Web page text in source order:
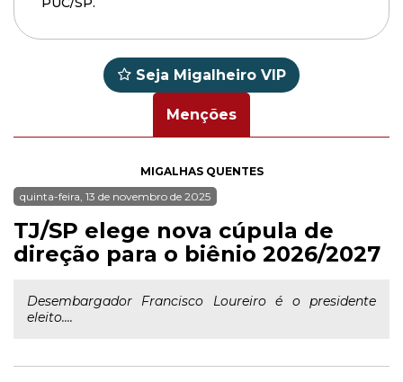
Seja Migalheiro VIP
Menções
MIGALHAS QUENTES
quinta-feira, 13 de novembro de 2025
TJ/SP elege nova cúpula de
direção para o biênio 2026/2027
Desembargador Francisco Loureiro é o presidente
eleito....